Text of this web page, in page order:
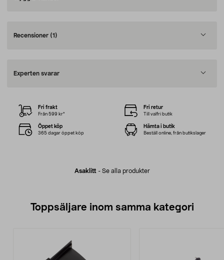
Recensioner (1)
Experten svarar
Asaklitt - Se alla produkter
Fri frakt
Från 599 kr*
Fri retur
Till valfri butik
Öppet köp
365 dagar öppet köp
Hämta i butik
Beställ online, från butikslager
Toppsäljare inom samma kategori